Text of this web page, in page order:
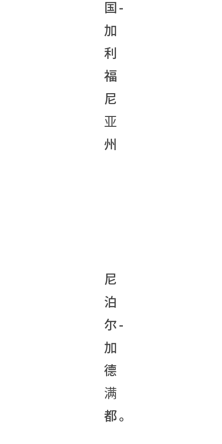
国-
加
利
福
尼
亚
州
尼
泊
尔-
加
德
满
都。